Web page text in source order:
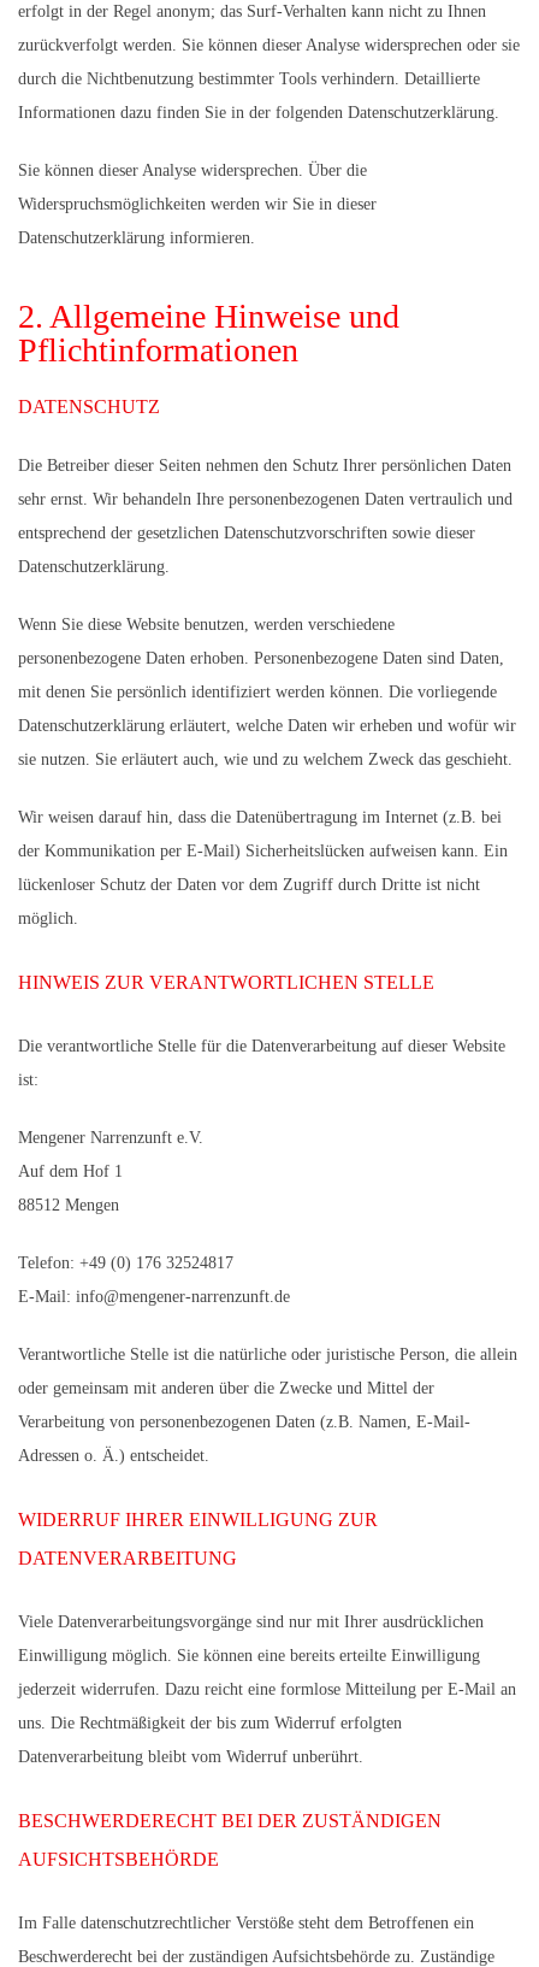
erfolgt in der Regel anonym; das Surf-Verhalten kann nicht zu Ihnen
zurückverfolgt werden. Sie können dieser Analyse widersprechen oder sie
durch die Nichtbenutzung bestimmter Tools verhindern. Detaillierte
Informationen dazu finden Sie in der folgenden Datenschutzerklärung.
Sie können dieser Analyse widersprechen. Über die
Widerspruchsmöglichkeiten werden wir Sie in dieser
Datenschutzerklärung informieren.
2. Allgemeine Hinweise und
Pflichtinformationen
DATENSCHUTZ
Die Betreiber dieser Seiten nehmen den Schutz Ihrer persönlichen Daten
sehr ernst. Wir behandeln Ihre personenbezogenen Daten vertraulich und
entsprechend der gesetzlichen Datenschutzvorschriften sowie dieser
Datenschutzerklärung.
Wenn Sie diese Website benutzen, werden verschiedene
personenbezogene Daten erhoben. Personenbezogene Daten sind Daten,
mit denen Sie persönlich identifiziert werden können. Die vorliegende
Datenschutzerklärung erläutert, welche Daten wir erheben und wofür wir
sie nutzen. Sie erläutert auch, wie und zu welchem Zweck das geschieht.
Wir weisen darauf hin, dass die Datenübertragung im Internet (z.B. bei
der Kommunikation per E-Mail) Sicherheitslücken aufweisen kann. Ein
lückenloser Schutz der Daten vor dem Zugriff durch Dritte ist nicht
möglich.
HINWEIS ZUR VERANTWORTLICHEN STELLE
Die verantwortliche Stelle für die Datenverarbeitung auf dieser Website
ist:
Mengener Narrenzunft e.V.
Auf dem Hof 1
88512 Mengen
Telefon: +49 (0) 176 32524817
E-Mail: info@mengener-narrenzunft.de
Verantwortliche Stelle ist die natürliche oder juristische Person, die allein
oder gemeinsam mit anderen über die Zwecke und Mittel der
Verarbeitung von personenbezogenen Daten (z.B. Namen, E-Mail-
Adressen o. Ä.) entscheidet.
WIDERRUF IHRER EINWILLIGUNG ZUR
DATENVERARBEITUNG
Viele Datenverarbeitungsvorgänge sind nur mit Ihrer ausdrücklichen
Einwilligung möglich. Sie können eine bereits erteilte Einwilligung
jederzeit widerrufen. Dazu reicht eine formlose Mitteilung per E-Mail an
uns. Die Rechtmäßigkeit der bis zum Widerruf erfolgten
Datenverarbeitung bleibt vom Widerruf unberührt.
BESCHWERDERECHT BEI DER ZUSTÄNDIGEN
AUFSICHTSBEHÖRDE
Im Falle datenschutzrechtlicher Verstöße steht dem Betroffenen ein
Beschwerderecht bei der zuständigen Aufsichtsbehörde zu. Zuständige